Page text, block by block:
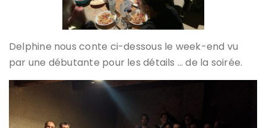
Delphine nous conte ci-dessous le week-end vu
par une débutante pour les détails … de la soirée.